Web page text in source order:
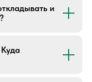
и